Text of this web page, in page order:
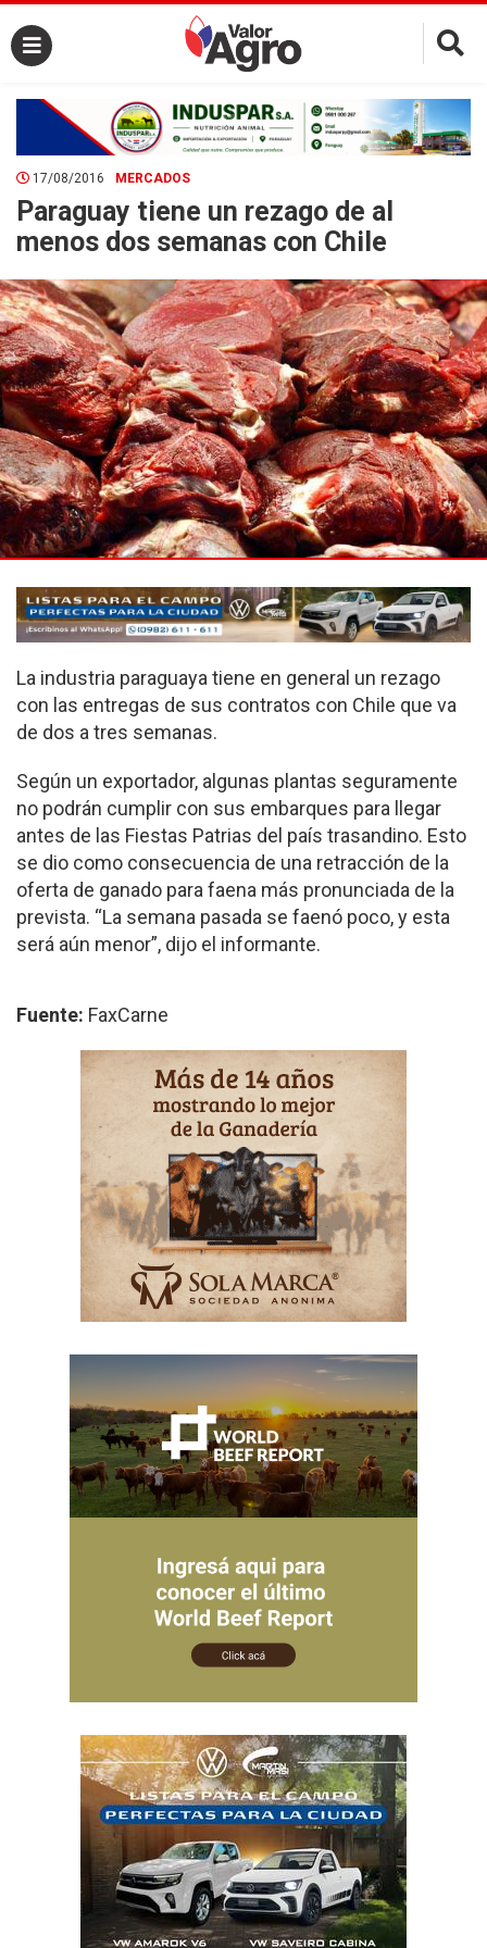
×
17/08/2016 MERCADOS
Paraguay tiene un rezago de al
menos dos semanas con Chile
La industria paraguaya tiene en general un rezago
con las entregas de sus contratos con Chile que va
de dos a tres semanas.
Según un exportador, algunas plantas seguramente
no podrán cumplir con sus embarques para llegar
antes de las Fiestas Patrias del país trasandino. Esto
se dio como consecuencia de una retracción de la
oferta de ganado para faena más pronunciada de la
prevista. “La semana pasada se faenó poco, y esta
será aún menor”, dijo el informante.
Fuente: FaxCarne